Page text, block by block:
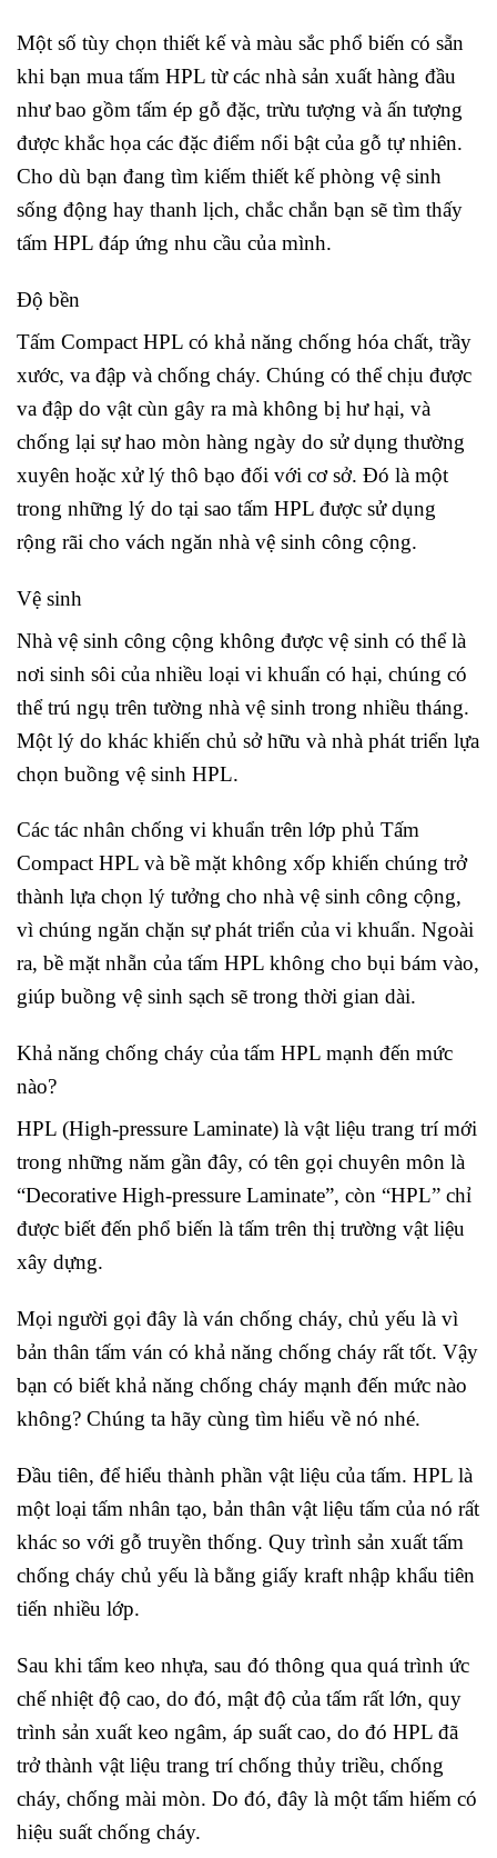
Một số tùy chọn thiết kế và màu sắc phổ biến có sẵn
khi bạn mua tấm HPL từ các nhà sản xuất hàng đầu
như bao gồm tấm ép gỗ đặc, trừu tượng và ấn tượng
được khắc họa các đặc điểm nổi bật của gỗ tự nhiên.
Cho dù bạn đang tìm kiếm thiết kế phòng vệ sinh
sống động hay thanh lịch, chắc chắn bạn sẽ tìm thấy
tấm HPL đáp ứng nhu cầu của mình.
Độ bền
Tấm Compact HPL có khả năng chống hóa chất, trầy
xước, va đập và chống cháy. Chúng có thể chịu được
va đập do vật cùn gây ra mà không bị hư hại, và
chống lại sự hao mòn hàng ngày do sử dụng thường
xuyên hoặc xử lý thô bạo đối với cơ sở. Đó là một
trong những lý do tại sao tấm HPL được sử dụng
rộng rãi cho vách ngăn nhà vệ sinh công cộng.
Vệ sinh
Nhà vệ sinh công cộng không được vệ sinh có thể là
nơi sinh sôi của nhiều loại vi khuẩn có hại, chúng có
thể trú ngụ trên tường nhà vệ sinh trong nhiều tháng.
Một lý do khác khiến chủ sở hữu và nhà phát triển lựa
chọn buồng vệ sinh HPL.
Các tác nhân chống vi khuẩn trên lớp phủ Tấm
Compact HPL và bề mặt không xốp khiến chúng trở
thành lựa chọn lý tưởng cho nhà vệ sinh công cộng,
vì chúng ngăn chặn sự phát triển của vi khuẩn. Ngoài
ra, bề mặt nhẵn của tấm HPL không cho bụi bám vào,
giúp buồng vệ sinh sạch sẽ trong thời gian dài.
Khả năng chống cháy của tấm HPL mạnh đến mức
nào?
HPL (High-pressure Laminate) là vật liệu trang trí mới
trong những năm gần đây, có tên gọi chuyên môn là
“Decorative High-pressure Laminate”, còn “HPL” chỉ
được biết đến phổ biến là tấm trên thị trường vật liệu
xây dựng.
Mọi người gọi đây là ván chống cháy, chủ yếu là vì
bản thân tấm ván có khả năng chống cháy rất tốt. Vậy
bạn có biết khả năng chống cháy mạnh đến mức nào
không? Chúng ta hãy cùng tìm hiểu về nó nhé.
Đầu tiên, để hiểu thành phần vật liệu của tấm. HPL là
một loại tấm nhân tạo, bản thân vật liệu tấm của nó rất
khác so với gỗ truyền thống. Quy trình sản xuất tấm
chống cháy chủ yếu là bằng giấy kraft nhập khẩu tiên
tiến nhiều lớp.
Sau khi tẩm keo nhựa, sau đó thông qua quá trình ức
chế nhiệt độ cao, do đó, mật độ của tấm rất lớn, quy
trình sản xuất keo ngâm, áp suất cao, do đó HPL đã
trở thành vật liệu trang trí chống thủy triều, chống
cháy, chống mài mòn. Do đó, đây là một tấm hiếm có
hiệu suất chống cháy.